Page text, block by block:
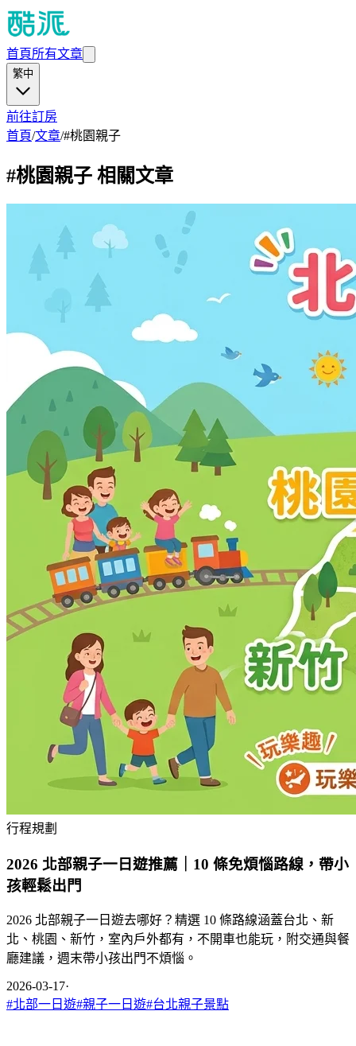
首頁所有文章
繁中
前往訂房
首頁/文章/#桃園親子
#桃園親子 相關文章
行程規劃
2026 北部親子一日遊推薦｜10 條免煩惱路線，帶小
孩輕鬆出門
2026 北部親子一日遊去哪好？精選 10 條路線涵蓋台北、新
北、桃園、新竹，室內戶外都有，不開車也能玩，附交通與餐
廳建議，週末帶小孩出門不煩惱。
2026-03-17·
#北部一日遊#親子一日遊#台北親子景點